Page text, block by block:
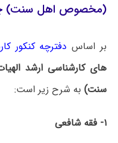
(مخصوص اهل سنت)
بر اساس دفترچه کنکور
های کارشناسی ارشد
سنت) به شرح زیر است:
۱- فقه شافعی